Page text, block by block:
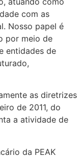
com as
Nosso papel é
por meio de
entidades de
as diretrizes
de 2011, do
a atividade de
da PEAK